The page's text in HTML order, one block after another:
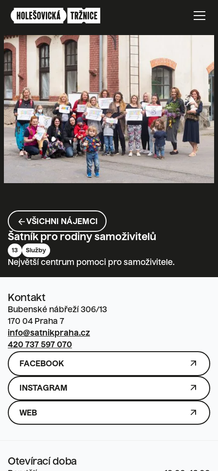
ARROW_BACKVŠICHNI NÁJEMCI
Šatník pro rodiny samoživitelů
13 Služby
Největší centrum pomoci pro samoživitele.
Kontakt
Bubenské nábřeží 306/13
170 04 Praha 7
info@satnikpraha.cz
420 737 597 070
FACEBOOK ARROW_OUTWARD
INSTAGRAM ARROW_OUTWARD
WEB ARROW_OUTWARD
Otevírací doba